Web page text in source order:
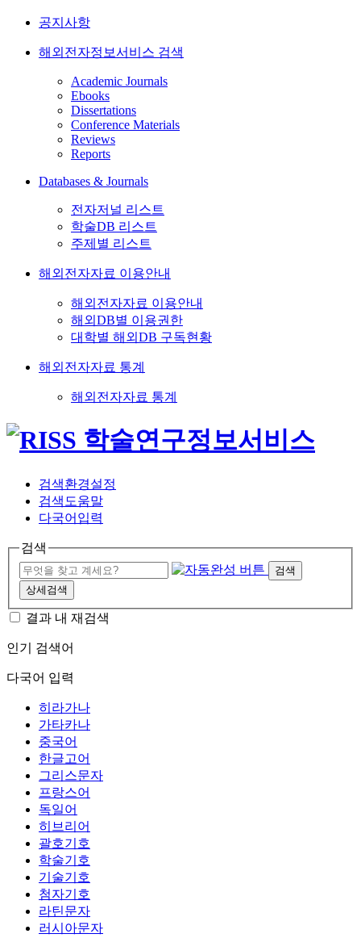
공지사항
해외전자정보서비스 검색
Academic Journals
Ebooks
Dissertations
Conference Materials
Reviews
Reports
Databases & Journals
전자저널 리스트
학술DB 리스트
주제별 리스트
해외전자자료 이용안내
해외전자자료 이용안내
해외DB별 이용권한
대학별 해외DB 구독현황
해외전자자료 통계
해외전자자료 통계
검색환경설정
검색도움말
다국어입력
검색
검색
상세검색
결과 내 재검색
인기 검색어
다국어 입력
히라가나
가타카나
중국어
한글고어
그리스문자
프랑스어
독일어
히브리어
괄호기호
학술기호
기술기호
첨자기호
라틴문자
러시아문자